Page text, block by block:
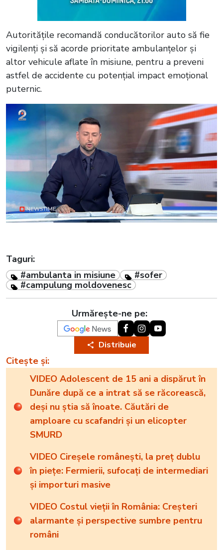
Autoritățile recomandă conducătorilor auto să fie
vigilenți și să acorde prioritate ambulanțelor și
altor vehicule aflate în misiune, pentru a preveni
astfel de accidente cu potențial impact emoțional
puternic.
Taguri:
#ambulanta in misiune
#sofer
#campulung moldovenesc
Urmărește-ne pe:
Distribuie
Citește și:
VIDEO Adolescent de 15 ani a dispărut în
Dunăre după ce a intrat să se răcorească,
deși nu știa să înoate. Căutări de
amploare cu scafandri și un elicopter
SMURD
VIDEO Cireșele românești, la preț dublu
în piețe: Fermierii, sufocați de intermediari
și importuri masive
VIDEO Costul vieții în România: Creșteri
alarmante și perspective sumbre pentru
români